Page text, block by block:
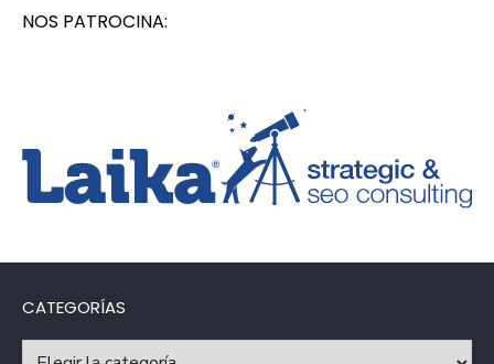
NOS PATROCINA:
CATEGORÍAS
Categorías